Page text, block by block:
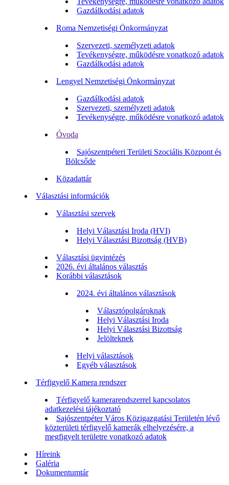
Gazdálkodási adatok
Roma Nemzetiségi Önkormányzat
Szervezeti, személyzeti adatok
Tevékenységre, működésre vonatkozó adatok
Gazdálkodási adatok
Lengyel Nemzetiségi Önkormányzat
Gazdálkodási adatok
Szervezeti, személyzeti adatok
Tevékenységre, működésre vonatkozó adatok
Óvoda
Sajószentpéteri Területi Szociális Központ és
Bölcsőde
Közadattár
Választási információk
Választási szervek
Helyi Választási Iroda (HVI)
Helyi Választási Bizottság (HVB)
Választási ügyintézés
2026. évi általános választás
Korábbi választások
2024. évi általános választások
Választópolgároknak
Helyi Választási Iroda
Helyi Választási Bizottság
Jelölteknek
Helyi választások
Egyéb választások
Térfigyelő Kamera rendszer
Térfigyelő kamerarendszerrel kapcsolatos
adatkezelési tájékoztató
Sajószentpéter Város Közigazgatási Területén lévő
közterületi térfigyelő kamerák elhelyezésére, a
megfigyelt területre vonatkozó adatok
Híreink
Galéria
Dokumentumtár